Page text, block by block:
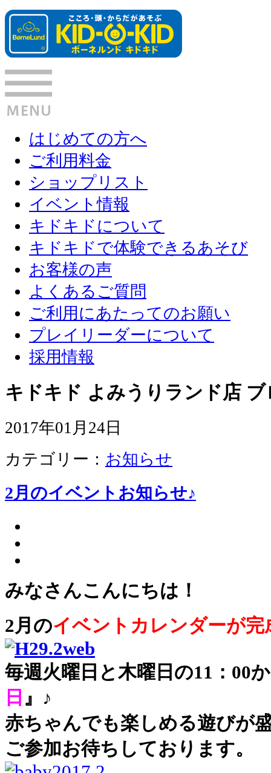
はじめての方へ
ご利用料金
ショップリスト
イベント情報
キドキドについて
キドキドで体験できるあそび
お客様の声
よくあるご質問
ご利用にあたってのお願い
プレイリーダーについて
採用情報
キドキド よみうりランド店 ブ
2017年01月24日
カテゴリー： お知らせ
2月のイベントお知らせ♪
みなさんこんにちは！
2月のイベントカレンダーが完
毎週火曜日と木曜日の11：00
日 』♪
赤ちゃんでも楽しめる遊びが
ご参加お待ちしております。